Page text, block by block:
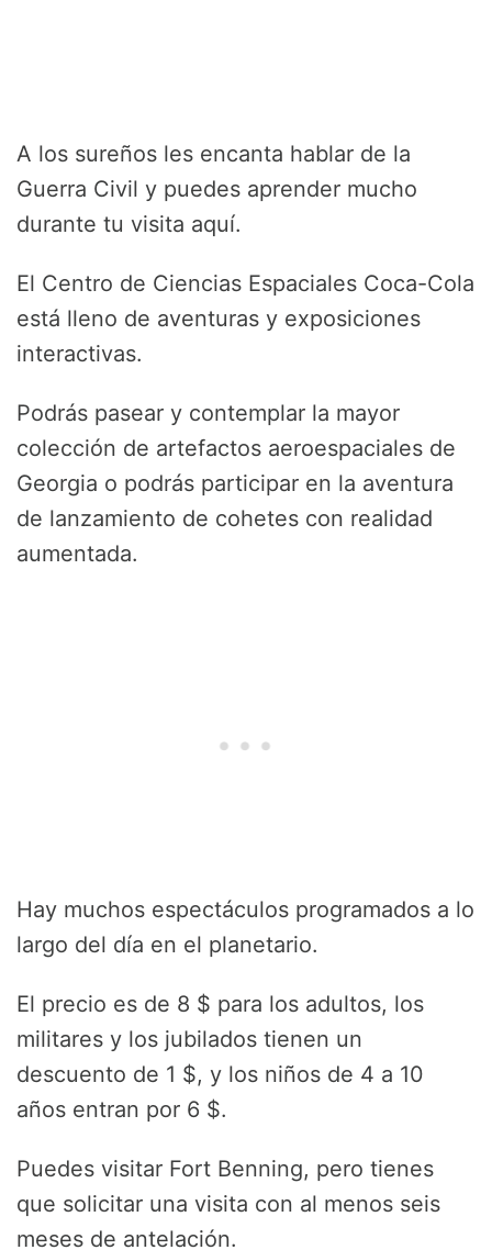
A los sureños les encanta hablar de la
Guerra Civil y puedes aprender mucho
durante tu visita aquí.
El Centro de Ciencias Espaciales Coca-Cola
está lleno de aventuras y exposiciones
interactivas.
Podrás pasear y contemplar la mayor
colección de artefactos aeroespaciales de
Georgia o podrás participar en la aventura
de lanzamiento de cohetes con realidad
aumentada.
Hay muchos espectáculos programados a lo
largo del día en el planetario.
El precio es de 8 $ para los adultos, los
militares y los jubilados tienen un
descuento de 1 $, y los niños de 4 a 10
años entran por 6 $.
Puedes visitar Fort Benning, pero tienes
que solicitar una visita con al menos seis
meses de antelación.